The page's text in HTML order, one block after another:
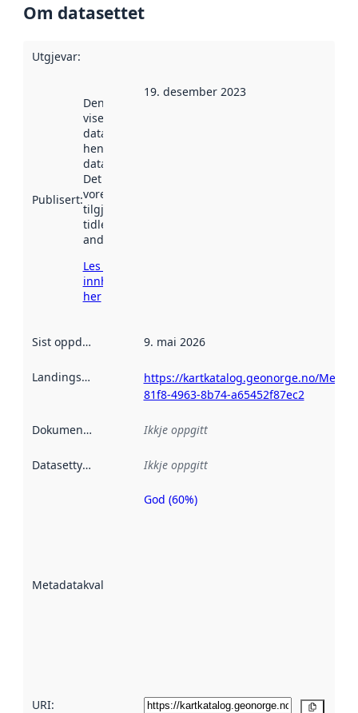
Om datasettet
Utgjevar:
Publisert:
Denne datoen
viser når
datasettet vart
henta inn av
data.norge.no.
Det kan ha
vore
tilgjengeleg
tidlegare
andre stader.
Les meir om
innhenting
her
19. desember 2023
Sist oppdatert 9. mai 2026
Landingsside
https://kartkatalog.geonorge.no/
81f8-4963-8b74-a65452f87ec2
Dokumentasjon Ikkje oppgitt
Datasettype Ikkje oppgitt
Metadatakvalitet
Metadatakvalitet
God (60%)
URI: